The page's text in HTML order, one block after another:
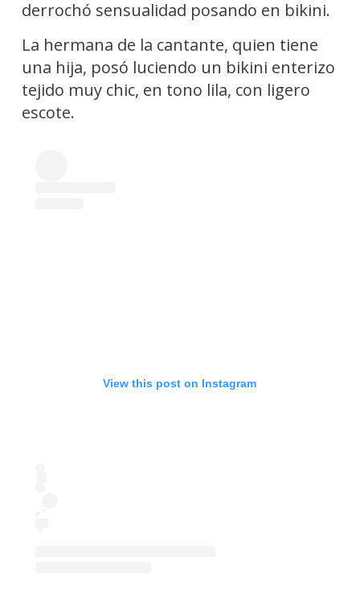
derrochó sensualidad posando en bikini.
La hermana de la cantante, quien tiene
una hija, posó luciendo un bikini enterizo
tejido muy chic, en tono lila, con ligero
escote.
View this post on Instagram